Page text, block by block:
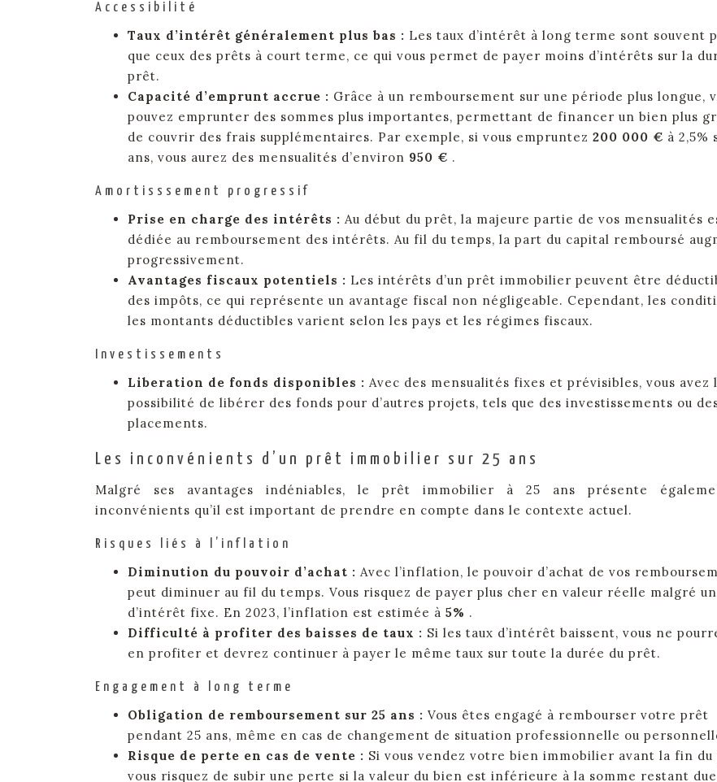
Accessibilité
Taux d’intérêt généralement plus bas : Les taux d’intérêt à long terme sont souvent
que ceux des prêts à court terme, ce qui vous permet de payer moins d’intérêts sur la
prêt.
Capacité d’emprunt accrue : Grâce à un remboursement sur une période plus longue,
pouvez emprunter des sommes plus importantes, permettant de financer un bien plus
de couvrir des frais supplémentaires. Par exemple, si vous empruntez 200 000 € à 2,5%
ans, vous aurez des mensualités d’environ 950 € .
Amortisssement progressif
Prise en charge des intérêts : Au début du prêt, la majeure partie de vos mensualités
dédiée au remboursement des intérêts. Au fil du temps, la part du capital remboursé
progressivement.
Avantages fiscaux potentiels : Les intérêts d’un prêt immobilier peuvent être
des impôts, ce qui représente un avantage fiscal non négligeable. Cependant, les
les montants déductibles varient selon les pays et les régimes fiscaux.
Investissements
Liberation de fonds disponibles : Avec des mensualités fixes et prévisibles, vous avez
possibilité de libérer des fonds pour d’autres projets, tels que des investissements ou
placements.
Les inconvénients d’un prêt immobilier sur 25 ans
Malgré ses avantages indéniables, le prêt immobilier à 25 ans présente
inconvénients qu’il est important de prendre en compte dans le contexte actuel.
Risques liés à l’inflation
Diminution du pouvoir d’achat : Avec l’inflation, le pouvoir d’achat de vos
peut diminuer au fil du temps. Vous risquez de payer plus cher en valeur réelle malgré
d’intérêt fixe. En 2023, l’inflation est estimée à 5% .
Difficulté à profiter des baisses de taux : Si les taux d’intérêt baissent, vous ne
en profiter et devrez continuer à payer le même taux sur toute la durée du prêt.
Engagement à long terme
Obligation de remboursement sur 25 ans : Vous êtes engagé à rembourser votre prêt
pendant 25 ans, même en cas de changement de situation professionnelle ou
Risque de perte en cas de vente : Si vous vendez votre bien immobilier avant la fin du
vous risquez de subir une perte si la valeur du bien est inférieure à la somme restant